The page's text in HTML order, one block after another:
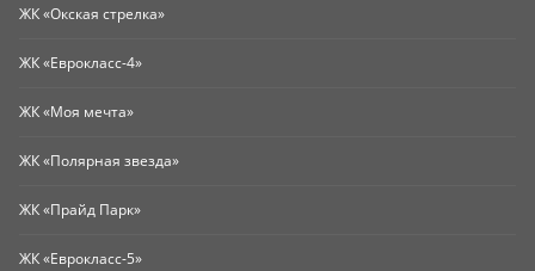
ЖК «Окская стрелка»
ЖК «Еврокласс-4»
ЖК «Моя мечта»
ЖК «Полярная звезда»
ЖК «Прайд Парк»
ЖК «Еврокласс-5»